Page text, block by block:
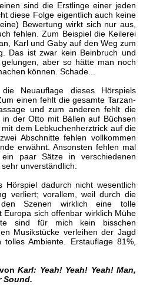
sind die Erstlinge einer jeden
diese Folge eigentlich auch keine
Bewertung wirkt sich nur aus,
fehlen. Zum Beispiel die Keilerei
Karl und Gaby auf den Weg zum
Das ist zwar kein Beinbruch und
aber so hätte man noch
können. Schade...
Neuauflage dieses Hörspiels
einen fehlt die gesamte Tarzan-
und zum anderen fehlt die
der Otto mit Bällen auf Büchsen
dem Lebkuchenherztrick auf die
Abschnitte fehlen vollkommen
erwähnt. Ansonsten fehlen mal
paar Sätze in verschiedenen
unverständlich.
Hörspiel dadurch nicht wesentlich
verliert; vorallem, weil durch die
Szenen wirklich eine tolle
sich offenbar wirklich Mühe
sind für mich kein bisschen
Musikstücke verleihen der Jagd
Ambiente. Erstauflage 81%,
Karl: Yeah! Yeah! Yeah! Man,
Sound.